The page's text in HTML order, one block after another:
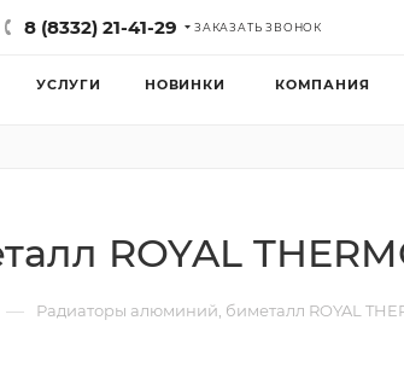
8 (8332) 21-41-29 ЗАКАЗАТЬ ЗВОНОК
УСЛУГИ НОВИНКИ КОМПАНИЯ
ROYAL
— Радиаторы алюминий, биметалл ROYAL